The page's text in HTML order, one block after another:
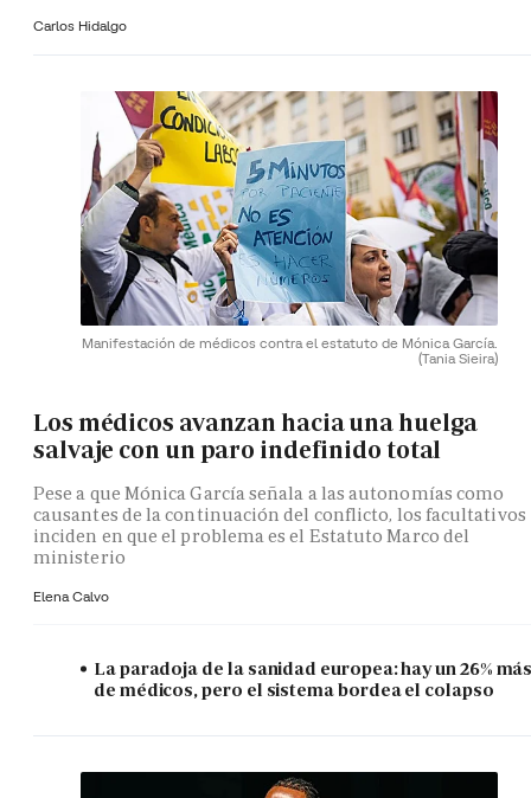
Carlos Hidalgo
Manifestación de médicos contra el estatuto de Mónica García.
(Tania Sieira)
Los médicos avanzan hacia una huelga
salvaje con un paro indefinido total
Pese a que Mónica García señala a las autonomías como
causantes de la continuación del conflicto, los facultativos
inciden en que el problema es el Estatuto Marco del
ministerio
Elena Calvo
La paradoja de la sanidad europea: hay un 26%
de médicos, pero el sistema bordea el colapso